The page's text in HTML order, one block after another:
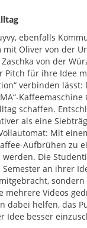
ebenfalls
mit Oliver von der
von der
Pitch für ihre Idee
verbinden lässt:
schaffen.
als eine
Mit
Aufbrühen zu
Die
an ihrer
sondern
mehrere Videos
dabei helfen, das
Idee besser